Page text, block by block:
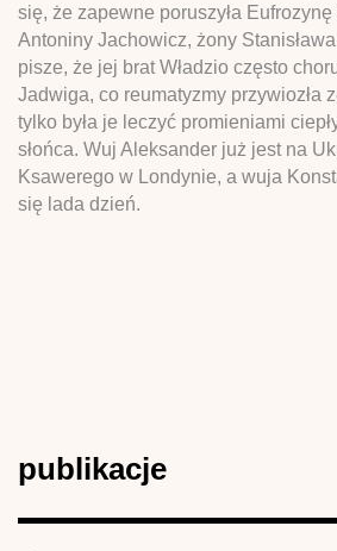
się, że zapewne poruszyła
Antoniny Jachowicz, żony
pisze, że jej brat Władzio często
Jadwiga, co reumatyzmy przywiozła
tylko była je leczyć promieniami
słońca. Wuj Aleksander już jest na
Ksawerego w Londynie, a wuja
się lada dzień.
publikacje